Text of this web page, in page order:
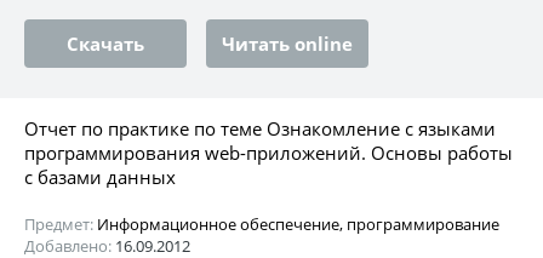
Скачать Читать online
Отчет по практике по теме Ознакомление с языками
программирования web-приложений. Основы работы
с базами данных
Предмет: Информационное обеспечение, программирование
Добавлено: 16.09.2012